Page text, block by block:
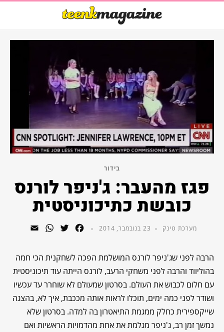
בידור
פגז מהעבר: ג'ניפר לורנס
כובשת כתיכוניסטית
מערכת טינק 23 בנובמבר, 2014 Facebook
Twitter
WhatsApp
הרבה לפני שג'ניפר לורנס המושלמת הפכה לשחקנית הכי חמה
בהוליווד והרבה לפני משחקי הרעב, לורנס הייתה עוד תיכוניסטית
עם חלום לכבוש את העולם. בסרטון שמעולם לא שוחרר עד עכשיו
ושודר לפני כמה ימים, תוכלו לראות אותה מככבת, איך לא, בהצגה
שייקספירית כחלק ממגמת התיאטרון בה למדה. בסרטון שלא
נמשך זמן רב, ג'ניפר מגלמת את אחת מהדמויות הראשיות ואם